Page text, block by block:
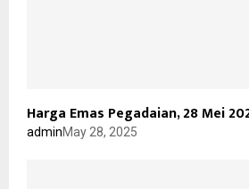
Harga Emas Pegadaian, 28 Mei
adminMay 28, 2025